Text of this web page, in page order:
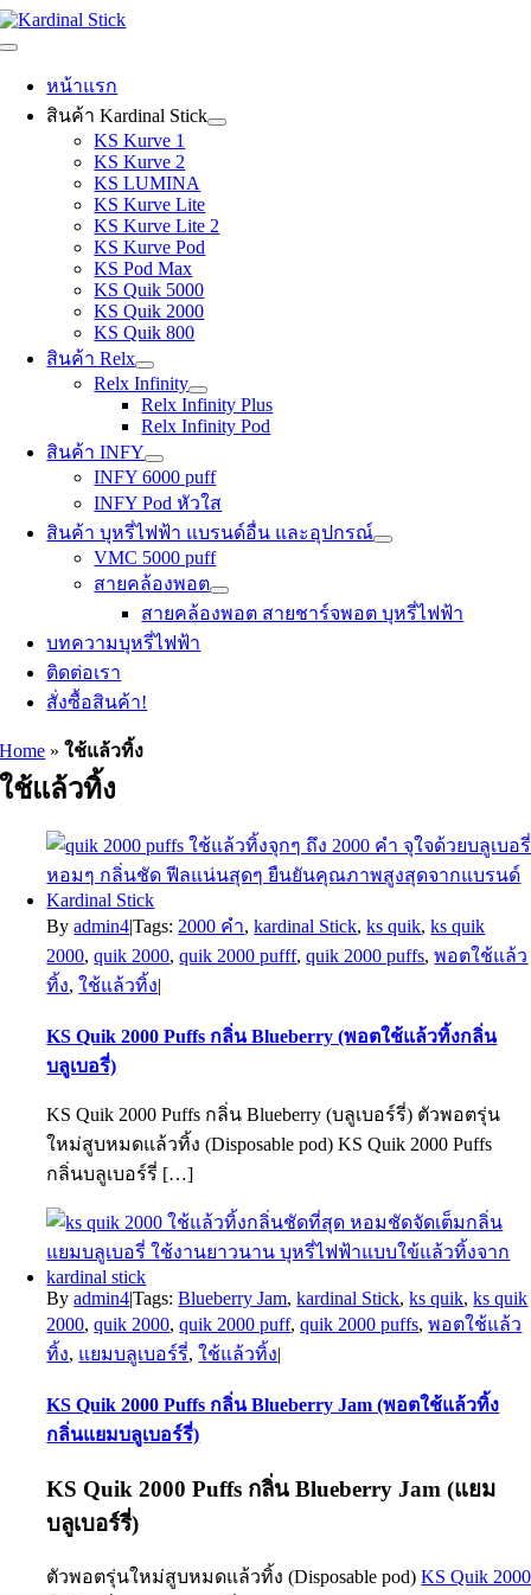
Skip
to
Toggle
Navigation
หน้าแรก
สินค้า Kardinal Stick
KS Kurve 1
KS Kurve 2
KS LUMINA
KS Kurve Lite
KS Kurve Lite 2
KS Kurve Pod
KS Pod Max
KS Quik 5000
KS Quik 2000
KS Quik 800
สินค้า Relx
Relx Infinity
Relx Infinity Plus
Relx Infinity Pod
สินค้า INFY
INFY 6000 puff
INFY Pod หัวใส
สินค้า บุหรี่ไฟฟ้า แบรนด์อื่น และอุปกรณ์
VMC 5000 puff
สายคล้องพอต
สายคล้องพอต สายชาร์จพอต บุหรี่ไฟฟ้า
บทความบุหรี่ไฟฟ้า
ติดต่อเรา
สั่งซื้อสินค้า!
Home »ใช้แล้วทิ้ง
ใช้แล้วทิ้ง
Byadmin4|Tags: 2000 คำ,kardinal Stick,ks quik,ks quik
2000,quik 2000,quik 2000 pufff,quik 2000 puffs,พอตใช้แล้ว
ทิ้ง,ใช้แล้วทิ้ง|
KS Quik 2000 Puffs กลิ่น Blueberry (พอตใช้แล้วทิ้งกลิ่น
บลูเบอรี่)
KS Quik 2000 Puffs กลิ่น Blueberry (บลูเบอร์รี่) ตัวพอตรุ่น
ใหม่สูบหมดแล้วทิ้ง (Disposable pod) KS Quik 2000 Puffs
กลิ่นบลูเบอร์รี่ […]
Byadmin4|Tags:Blueberry Jam,kardinal Stick,ks quik,ks quik
2000,quik 2000,quik 2000 puff,quik 2000 puffs,พอตใช้แล้ว
ทิ้ง, แยมบลูเบอร์รี่,ใช้แล้วทิ้ง|
KS Quik 2000 Puffs กลิ่น Blueberry Jam (พอตใช้แล้วทิ้ง
กลิ่นแยมบลูเบอร์รี่)
KS Quik 2000 Puffs กลิ่น Blueberry Jam (แยม
บลูเบอร์รี่)
ตัวพอตรุ่นใหม่สูบหมดแล้วทิ้ง (Disposable pod) KS Quik 2000